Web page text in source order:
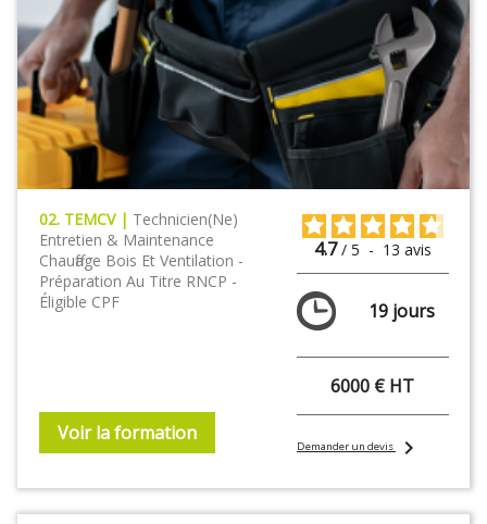
02. TEMCV | Technicien(ne)
Entretien & Maintenance
Chauffage Bois Et Ventilation -
Préparation Au Titre RNCP -
Éligible CPF
Voir la formation
4.7 / 5 - 13 avis
19 jours
6000 € HT
Demander un devischevron_right